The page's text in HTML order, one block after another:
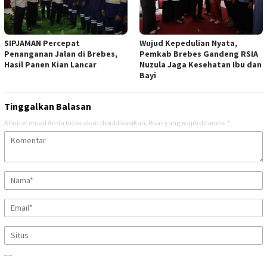
SIPJAMAN Percepat
Penanganan Jalan di Brebes,
Hasil Panen Kian Lancar
Wujud Kepedulian Nyata,
Pemkab Brebes Gandeng RSIA
Nuzula Jaga Kesehatan Ibu dan
Bayi
Tinggalkan Balasan
Alamat email Anda tidak akan dipublikasikan. Ruas yang wajib ditandai *